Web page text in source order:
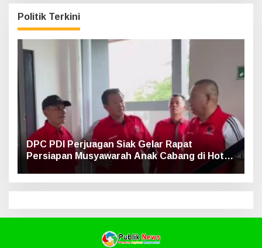
Politik Terkini
DPC PDI Perjuagan Siak Gelar Rapat
Persiapan Musyawarah Anak Cabang di Hotel